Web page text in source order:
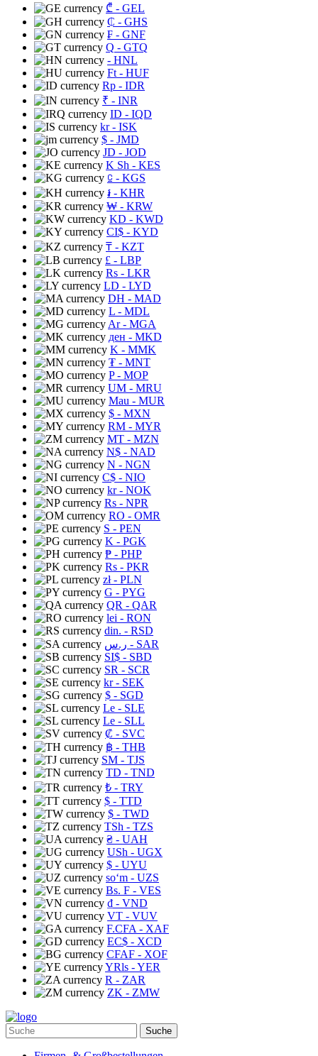
₾ - GEL
₵ - GHS
₣ - GNF
Q - GTQ
- HNL
Ft - HUF
Rp - IDR
₹ - INR
ID - IQD
kr- ISK
$ - JMD
JD - JOD
K Sh - KES
⃀ - KGS
៛ - KHR
₩ - KRW
KD - KWD
CI$ - KYD
₸ - KZT
£ - LBP
Rs - LKR
LD - LYD
DH - MAD
L - MDL
Ar- MGA
ден - MKD
K - MMK
₮ - MNT
P- MOP
UM - MRU
Mau - MUR
$ - MXN
RM - MYR
MT - MZN
N$ - NAD
N - NGN
C$ - NIO
kr- NOK
Rs - NPR
RO - OMR
S - PEN
K - PGK
₱ - PHP
Rs - PKR
zł- PLN
G - PYG
QR - QAR
lei - RON
din. - RSD
ر.س - SAR
SI$ - SBD
SR - SCR
kr- SEK
$ - SGD
Le - SLE
Le - SLL
₡ - SVC
฿ - THB
ЅМ - TJS
TD - TND
₺ - TRY
$ - TTD
$ - TWD
TSh - TZS
₴ - UAH
USh - UGX
$ - UYU
soʻm - UZS
Bs. F - VES
₫ - VND
VT - VUV
F.CFA - XAF
EC$ - XCD
CFAF - XOF
YRls - YER
R - ZAR
ZK - ZMW
Suche